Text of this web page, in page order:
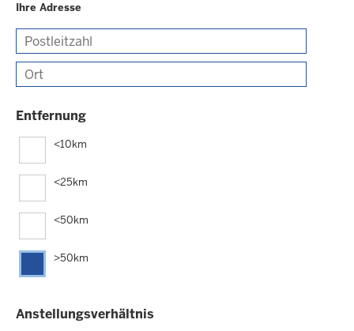
Ihre Adresse
Postleitzahl
Ort
Entfernung
<10km
<25km
<50km
>50km
Anstellungsverhältnis